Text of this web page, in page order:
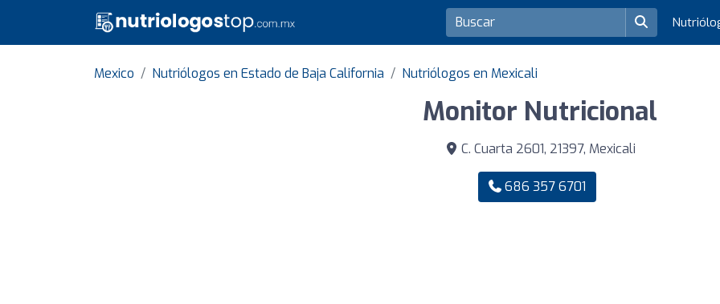
Mexico Nutriólogos en Estado de Baja California Nutriólogos en Mexicali
Monitor Nutricional
C. Cuarta 2601, 21397, Mexicali
686 357 6701